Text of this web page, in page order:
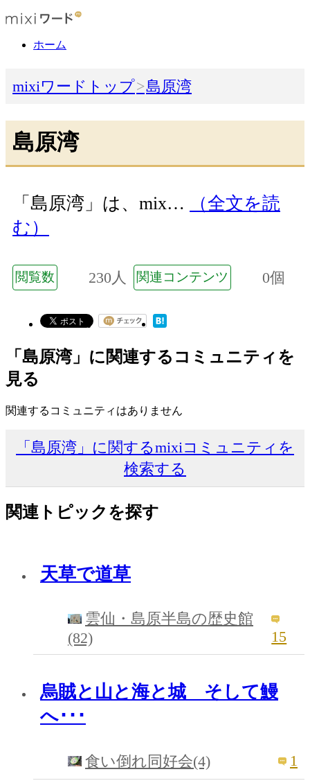
ホーム
mixiワードトップ 島原湾
島原湾
「島原湾」は、mix…
（全文を読
む）
閲覧数 230人 関連コンテンツ 0個
「島原湾」に関連するコミュニティを
見る
関連するコミュニティはありません
「島原湾」に関するmixiコミュニティを
検索する
関連トピックを探す
天草で道草
雲仙・島原半島の歴史館
(82)
15
烏賊と山と海と城 そして鰻
へ･･･
食い倒れ同好会(4) 1